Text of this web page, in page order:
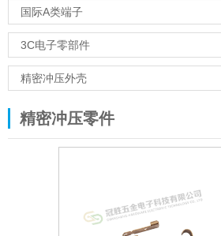
国际A类端子
3C电子零部件
精密冲压外壳
精密冲压零件